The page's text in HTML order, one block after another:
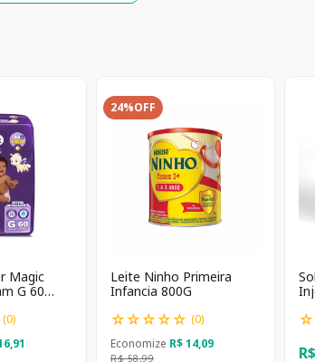
Magic
G 60
(0)
,91
24%OFF
Leite Ninho Primeira
Infancia 800G
☆☆☆☆☆ (0)
Economize R$14,09
R$ 58,99
☆
R$